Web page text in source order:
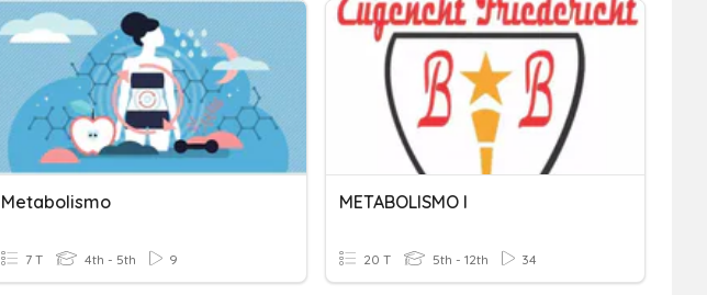
Metabolismo
7 T 4th - 5th 9
METABOLISMO I
20 T 5th - 12th 34